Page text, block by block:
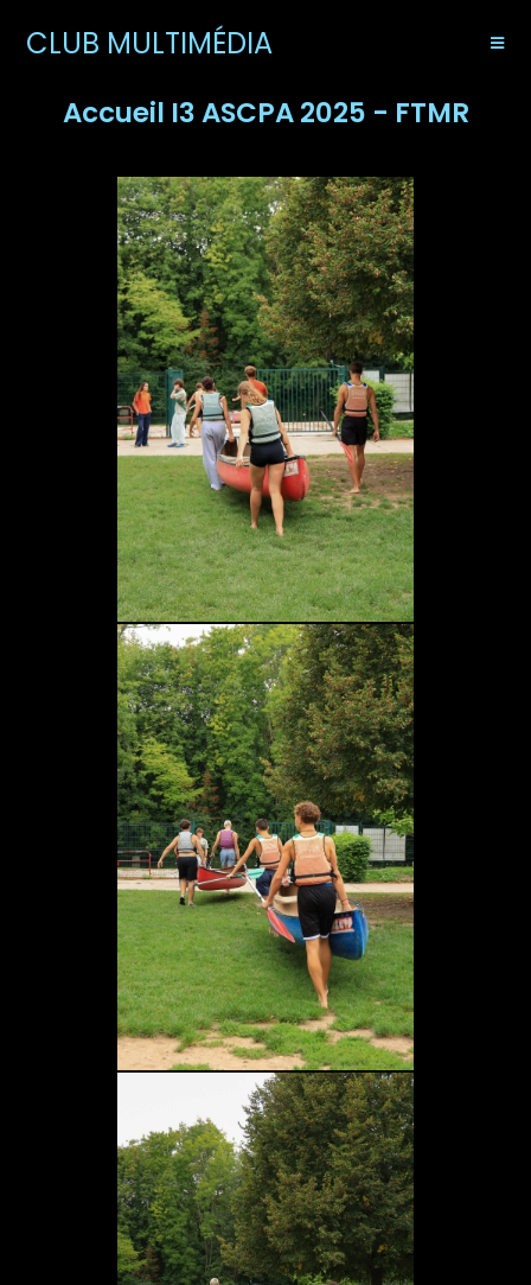
CLUB MULTIMÉDIA
Accueil I3 ASCPA 2025 - FTMR